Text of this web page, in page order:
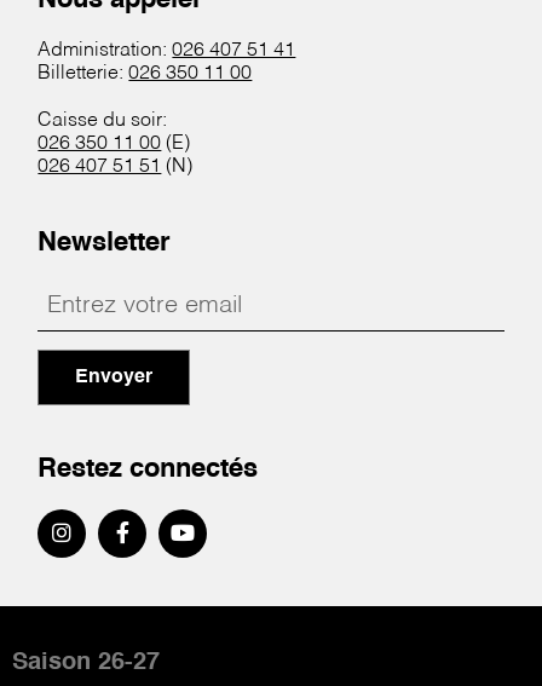
Administration:026 407 51 41
Billetterie:026 350 11 00
Caisse du soir:
026 350 11 00 (E)
026 407 51 51 (N)
Newsletter
Envoyer
Restez connectés
de
Saison 26-27